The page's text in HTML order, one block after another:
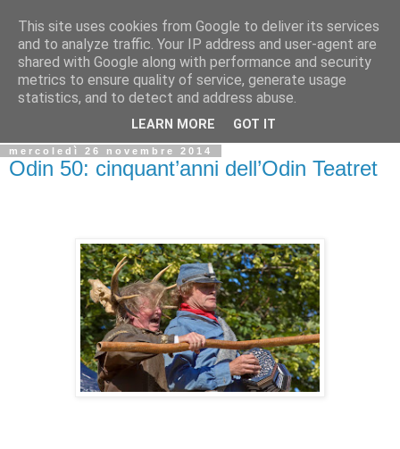
Biblio@rti in
Il Blog della Biblioteca di Area delle arti per condividere
informazioni iniziative incontri
mercoledì 26 novembre 2014
Odin 50: cinquant’anni dell’Odin Teatret
This site uses cookies from Google to deliver its services
and to analyze traffic. Your IP address and user-agent are
shared with Google along with performance and security
metrics to ensure quality of service, generate usage
statistics, and to detect and address abuse.
LEARN MORE GOT IT